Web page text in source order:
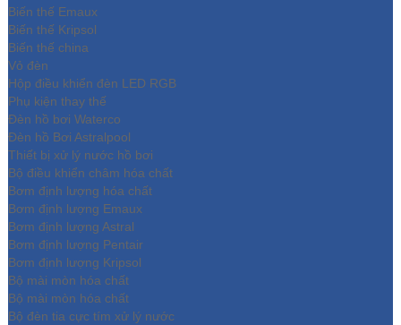
Biến thế Emaux
Biến thế Kripsol
Biến thế china
Vỏ đèn
Hộp điều khiển đèn LED RGB
Phụ kiện thay thế
Đèn hồ bơi Waterco
Đèn hồ Bơi Astralpool
Thiết bị xử lý nước hồ bơi
Bộ điều khiển châm hóa chất
Bơm định lượng hóa chất
Bơm định lượng Emaux
Bơm định lượng Astral
Bơm định lượng Pentair
Bơm định lượng Kripsol
Bộ mài mòn hóa chất
Bộ mài mòn hóa chất
Bộ đèn tia cực tím xử lý nước